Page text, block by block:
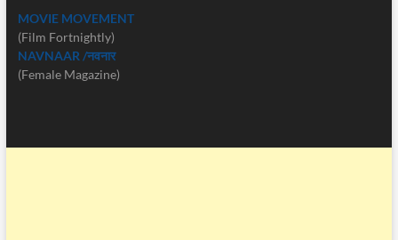
MOVIE MOVEMENT
(Film Fortnightly)
NAVNAAR /नवनार
(Female Magazine)